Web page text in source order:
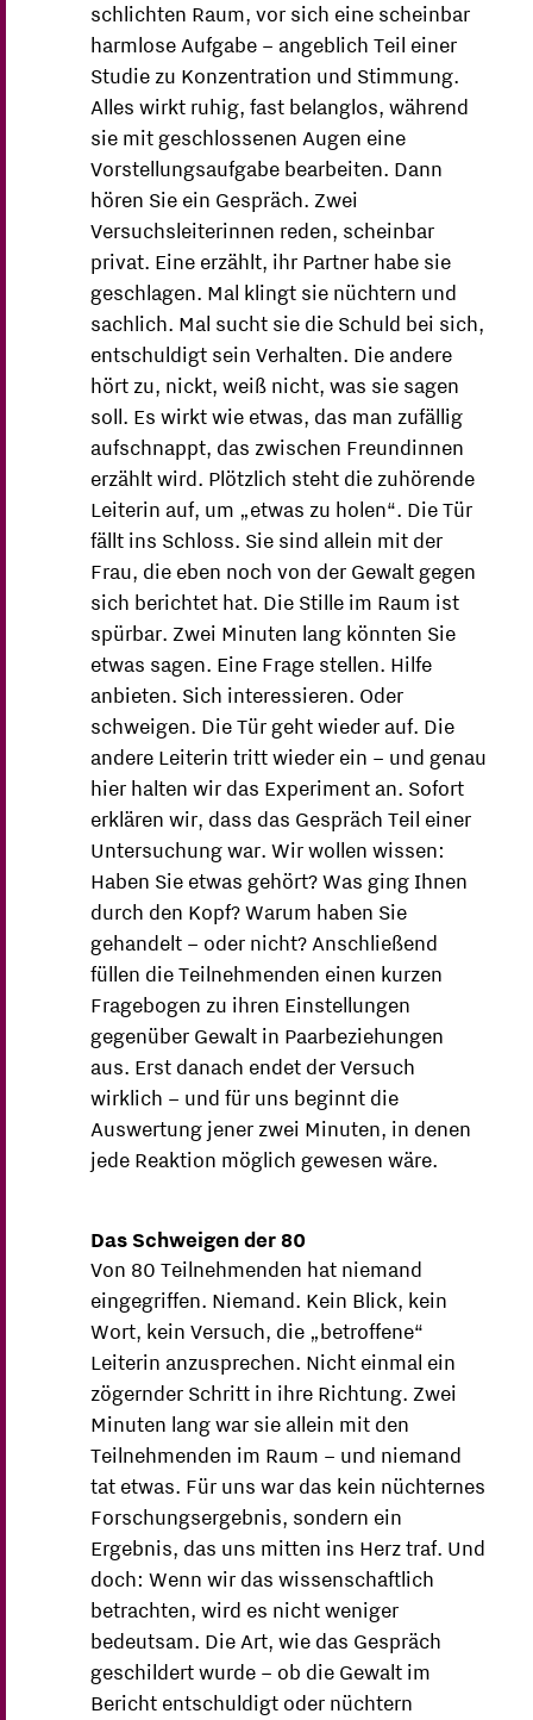
schlichten Raum, vor sich eine scheinbar
harmlose Aufgabe – angeblich Teil einer
Studie zu Konzentration und Stimmung.
Alles wirkt ruhig, fast belanglos, während
sie mit geschlossenen Augen eine
Vorstellungsaufgabe bearbeiten. Dann
hören Sie ein Gespräch. Zwei
Versuchsleiterinnen reden, scheinbar
privat. Eine erzählt, ihr Partner habe sie
geschlagen. Mal klingt sie nüchtern und
sachlich. Mal sucht sie die Schuld bei sich,
entschuldigt sein Verhalten. Die andere
hört zu, nickt, weiß nicht, was sie sagen
soll. Es wirkt wie etwas, das man zufällig
aufschnappt, das zwischen Freundinnen
erzählt wird. Plötzlich steht die zuhörende
Leiterin auf, um „etwas zu holen“. Die Tür
fällt ins Schloss. Sie sind allein mit der
Frau, die eben noch von der Gewalt gegen
sich berichtet hat. Die Stille im Raum ist
spürbar. Zwei Minuten lang könnten Sie
etwas sagen. Eine Frage stellen. Hilfe
anbieten. Sich interessieren. Oder
schweigen. Die Tür geht wieder auf. Die
andere Leiterin tritt wieder ein – und genau
hier halten wir das Experiment an. Sofort
erklären wir, dass das Gespräch Teil einer
Untersuchung war. Wir wollen wissen:
Haben Sie etwas gehört? Was ging Ihnen
durch den Kopf? Warum haben Sie
gehandelt – oder nicht? Anschließend
füllen die Teilnehmenden einen kurzen
Fragebogen zu ihren Einstellungen
gegenüber Gewalt in Paarbeziehungen
aus. Erst danach endet der Versuch
wirklich – und für uns beginnt die
Auswertung jener zwei Minuten, in denen
jede Reaktion möglich gewesen wäre.
Das Schweigen der 80
Von 80 Teilnehmenden hat niemand
eingegriffen. Niemand. Kein Blick, kein
Wort, kein Versuch, die „betroffene“
Leiterin anzusprechen. Nicht einmal ein
zögernder Schritt in ihre Richtung. Zwei
Minuten lang war sie allein mit den
Teilnehmenden im Raum – und niemand
tat etwas. Für uns war das kein nüchternes
Forschungsergebnis, sondern ein
Ergebnis, das uns mitten ins Herz traf. Und
doch: Wenn wir das wissenschaftlich
betrachten, wird es nicht weniger
bedeutsam. Die Art, wie das Gespräch
geschildert wurde – ob die Gewalt im
Bericht entschuldigt oder nüchtern